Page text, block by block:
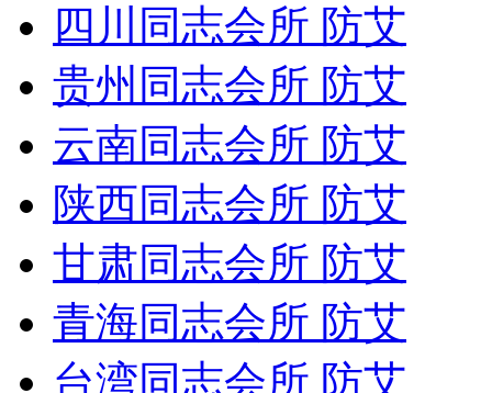
四川同志会所 防艾
贵州同志会所 防艾
云南同志会所 防艾
陕西同志会所 防艾
甘肃同志会所 防艾
青海同志会所 防艾
台湾同志会所 防艾